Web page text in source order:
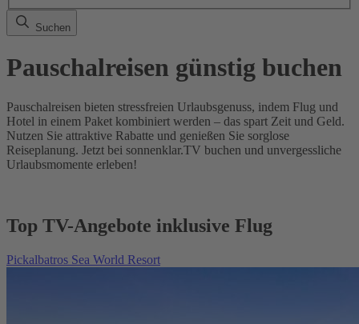
Suchen
Pauschalreisen günstig buchen
Pauschalreisen bieten stressfreien Urlaubsgenuss, indem Flug und
Hotel in einem Paket kombiniert werden – das spart Zeit und Geld.
Nutzen Sie attraktive Rabatte und genießen Sie sorglose
Reiseplanung. Jetzt bei sonnenklar.TV buchen und unvergessliche
Urlaubsmomente erleben!
Top TV-Angebote inklusive Flug
Pickalbatros Sea World Resort